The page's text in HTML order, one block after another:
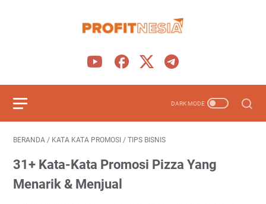
BERANDA / KATA KATA PROMOSI / TIPS BISNIS
31+ Kata-Kata Promosi Pizza Yang
Menarik & Menjual